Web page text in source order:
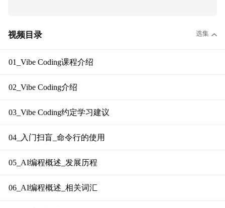
视频目录 选集
01_Vibe Coding课程介绍
02_Vibe Coding介绍
03_Vibe Coding约定学习建议
04_入门扫盲_命令行的使用
05_AI编程概述_发展历程
06_AI编程概述_相关词汇